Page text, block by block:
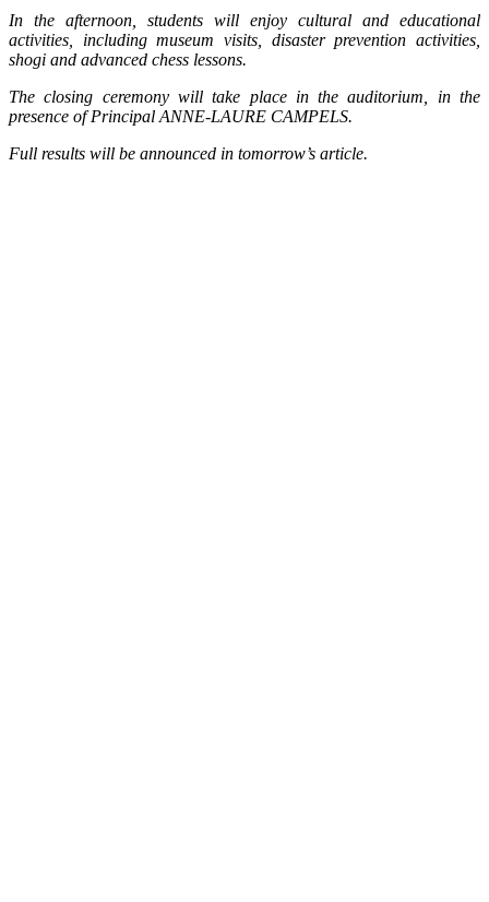
In the afternoon, students will enjoy cultural and educational
activities, including museum visits, disaster prevention activities,
shogi and advanced chess lessons.
The closing ceremony will take place in the auditorium, in the
presence of Principal ANNE-LAURE CAMPELS.
Full results will be announced in tomorrow’s article.